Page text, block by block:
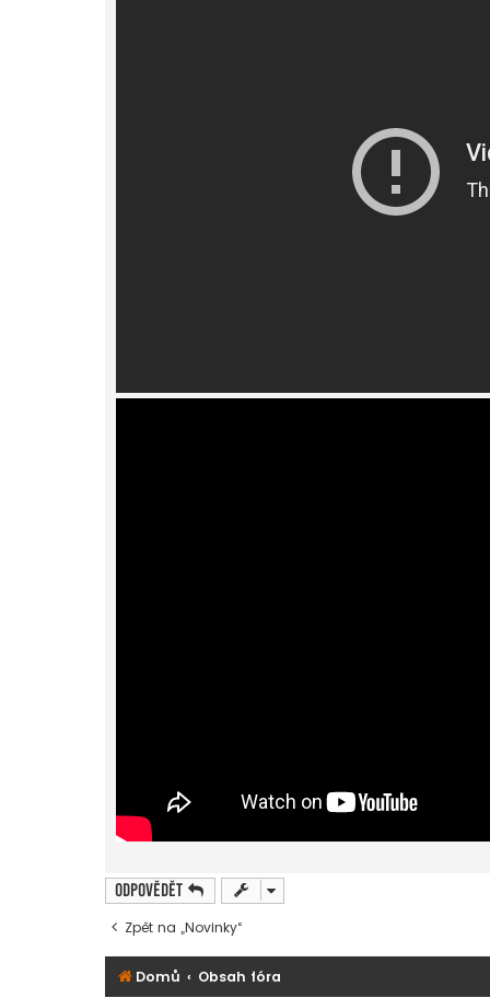
Odpovědět
Zpět na „Novinky“
Domů Obsah fóra